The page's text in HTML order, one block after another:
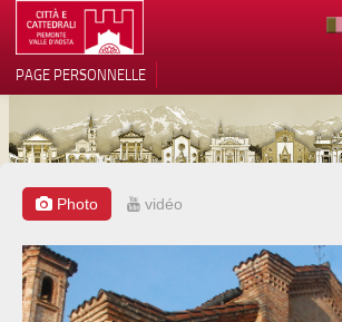
TERRITOIRE
ARCHITECTURE
MUSÉES
ITINÉRAIRES
EVÉNEMENTS
PAGE PERSONNELLE
Photo vidéo
Notification lors de la collecte
Vos choix en